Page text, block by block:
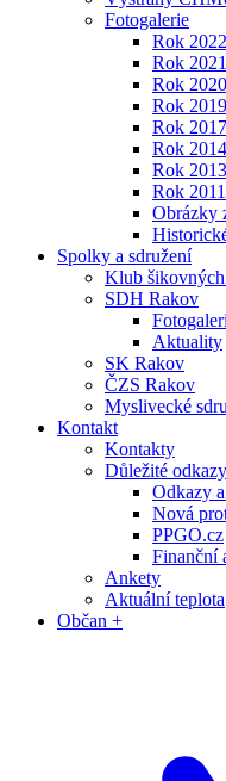
Fotogalerie
Rok 2022
Rok 2021
Rok 2020
Rok 2019
Rok 2017
Rok 2014
Rok 2013
Rok 2011
Obrázky
Spolky a sdružení
Klub
SDH Rakov
Aktuality
SK Rakov
ČZS Rakov
Myslivecké
Kontakt
Kontakty
Důležité
Odkazy
Nová
PPGO.cz
Finanční
Ankety
Aktuální teplota
Občan +